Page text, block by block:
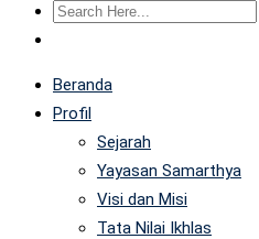
Beranda
Profil
Sejarah
Yayasan Samarthya
Visi dan Misi
Tata Nilai Ikhlas